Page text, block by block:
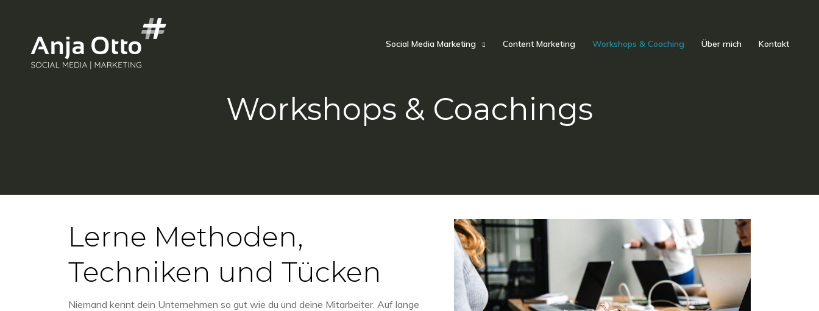
Social Media Marketing Content Marketing Workshops & Coaching Über mich Kontakt
Workshops & Coachings
Lerne Methoden,
Techniken und Tücken
Niemand kennt dein Unternehmen so gut wie du und deine Mitarbeiter. Auf lange